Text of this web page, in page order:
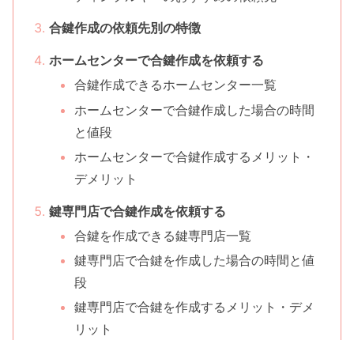
合鍵作成の依頼先別の特徴
ホームセンターで合鍵作成を依頼する
合鍵作成できるホームセンター一覧
ホームセンターで合鍵作成した場合の時間
と値段
ホームセンターで合鍵作成するメリット・
デメリット
鍵専門店で合鍵作成を依頼する
合鍵を作成できる鍵専門店一覧
鍵専門店で合鍵を作成した場合の時間と値
段
鍵専門店で合鍵を作成するメリット・デメ
リット